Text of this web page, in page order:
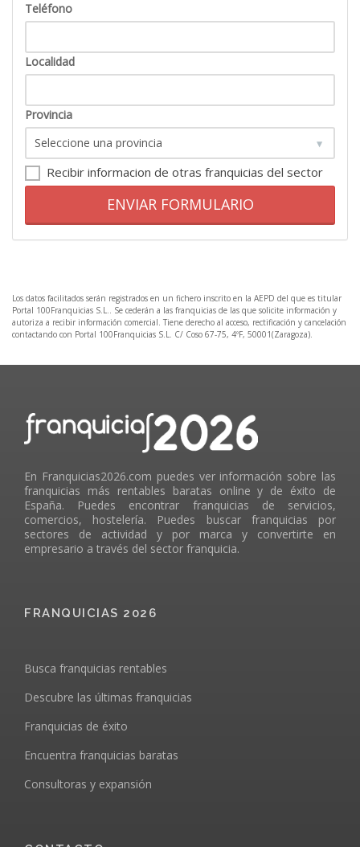
Teléfono
Localidad
Provincia
Recibir informacion de otras franquicias del sector
ENVIAR FORMULARIO
Los datos facilitados serán registrados en un fichero inscrito en la AEPD del que es titular
Portal 100Franquicias S.L.. Se cederán a las franquicias de las que solicite información y
autoriza a recibir información comercial. Tiene derecho al acceso, rectificación y cancelación
contactando con Portal 100Franquicias S.L. C/ Coso 67-75, 4ºF, 50001(Zaragoza).
En Franquicias2026.com puedes ver información sobre las
franquicias más rentables baratas online y de éxito de
España. Puedes encontrar franquicias de servicios,
comercios, hostelería. Puedes buscar franquicias por
sectores de actividad y por marca y convertirte en
empresario a través del sector franquicia.
FRANQUICIAS 2026
Busca franquicias rentables
Descubre las últimas franquicias
Franquicias de éxito
Encuentra franquicias baratas
Consultoras y expansión